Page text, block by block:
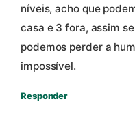
níveis, acho que
casa e 3 fora, assim
podemos perder a
impossível.
Responder